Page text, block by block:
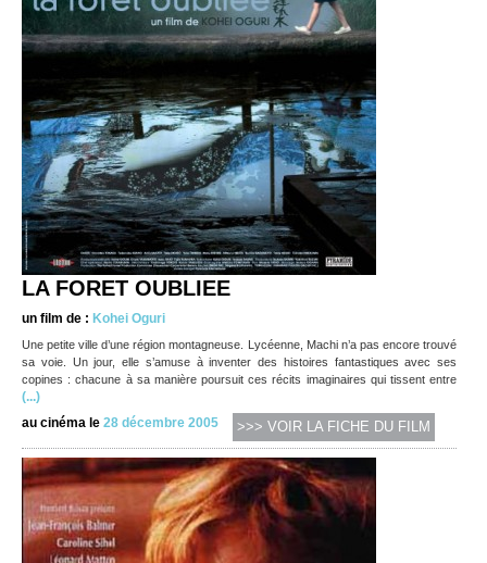
LA FORET OUBLIEE
un film de : Kohei Oguri
Une petite ville d’une région montagneuse. Lycéenne, Machi n’a pas encore trouvé
sa voie. Un jour, elle s’amuse à inventer des histoires fantastiques avec ses
copines : chacune à sa manière poursuit ces récits imaginaires qui tissent entre
(...)
au cinéma le 28 décembre 2005 >>> VOIR LA FICHE DU FILM